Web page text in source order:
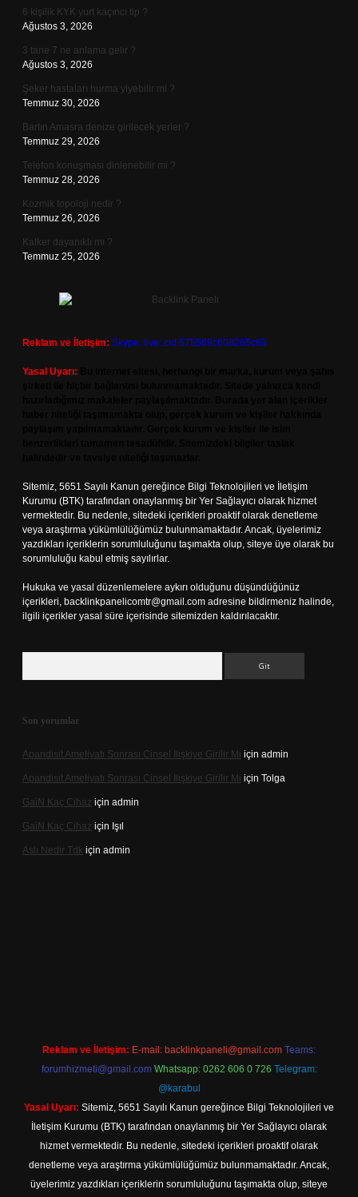
6 kişilik KYK yurt kaçıncı tip ?
Ağustos 3, 2026
3 tane 7 ne anlama gelir ?
Ağustos 3, 2026
Şeker hastaları hurma yiyebilir mi ?
Temmuz 30, 2026
Bartın Amasra denize girilecek yerler ?
Temmuz 29, 2026
Telefon konuşması dinlenebilir mi ?
Temmuz 28, 2026
Kozmik topoloji nedir ?
Temmuz 26, 2026
Kalker dayanıklı mı ?
Temmuz 25, 2026
Reklam ve İletişim: Skype: live:.cid.575569c608265c69
Yasal Uyarı:
Sitemiz, 5651 Sayılı Kanun gereğince Bilgi Teknolojileri ve İletişim
Kurumu (BTK) tarafından onaylanmış bir Yer Sağlayıcı olarak hizmet
vermektedir. Bu nedenle, sitedeki içerikleri proaktif olarak denetleme
veya araştırma yükümlülüğümüz bulunmamaktadır. Ancak, üyelerimiz
yazdıkları içeriklerin sorumluluğunu taşımakta olup, siteye üye olarak bu
sorumluluğu kabul etmiş sayılırlar.
Hukuka ve yasal düzenlemelere aykırı olduğunu düşündüğünüz
içerikleri, backlinkpanelicomtr@gmail.com adresine bildirmeniz halinde,
ilgili içerikler yasal süre içerisinde sitemizden kaldırılacaktır.
Son yorumlar
Apandisit Ameliyatı Sonrası Cinsel Ilişkiye Girilir Mi için admin
Apandisit Ameliyatı Sonrası Cinsel Ilişkiye Girilir Mi için Tolga
Gai̇N Kaç Cihaz için admin
Gai̇N Kaç Cihaz için Işıl
Aslı Nedir Tdk için admin
Reklam ve İletişim: E-mail: backlinkpaneli@gmail.com Teams:
forumhizmeti@gmail.com Whatsapp: 0262 606 0 726 Telegram:
@karabul
Yasal Uyarı: Sitemiz, 5651 Sayılı Kanun gereğince Bilgi Teknolojileri ve
İletişim Kurumu (BTK) tarafından onaylanmış bir Yer Sağlayıcı olarak
hizmet vermektedir. Bu nedenle, sitedeki içerikleri proaktif olarak
denetleme veya araştırma yükümlülüğümüz bulunmamaktadır. Ancak,
üyelerimiz yazdıkları içeriklerin sorumluluğunu taşımakta olup, siteye